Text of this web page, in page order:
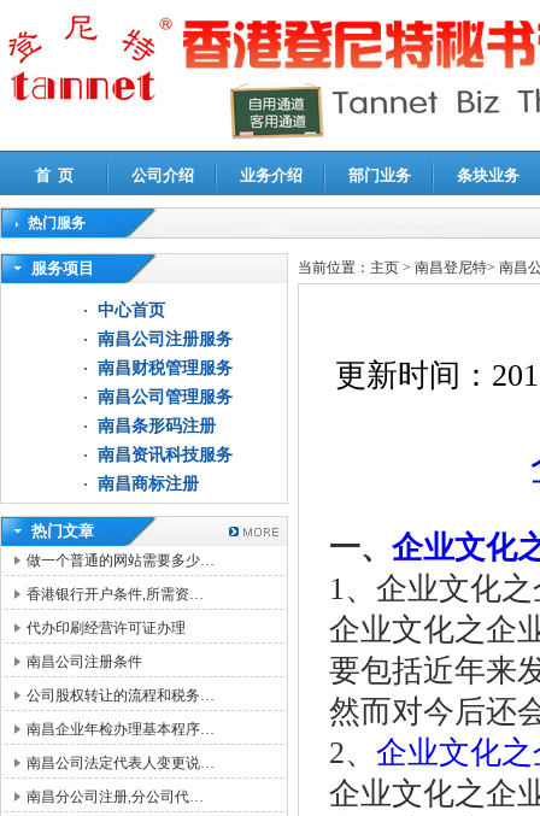
首 页 公司介绍 业务介绍 部门业务 条块业务
热门服务
高新技术企业认定审计|企业所得税汇算清缴申报鉴证
服务项目
中心首页
南昌公司注册服务
南昌财税管理服务
南昌公司管理服务
南昌条形码注册
南昌资讯科技服务
南昌商标注册
热门文章
做一个普通的网站需要多少…
香港银行开户条件,所需资…
代办印刷经营许可证办理
南昌公司注册条件
公司股权转让的流程和税务…
南昌企业年检办理基本程序…
南昌公司法定代表人变更说…
南昌分公司注册,分公司代…
当前位置： 主页 > 南昌登尼特> 南昌
更新时间：
一、 企业文化
1、企业文化
企业文化之企
要包括近年来
然而对今后还
2、 企业文化
企业文化之企